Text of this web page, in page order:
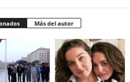
Más del autor